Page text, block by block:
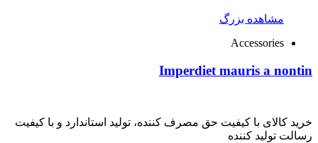
مشاهده بزرگ
Accessories
Imperdiet mauris a nontin
خرید کالای با کیفیت حق مصرف کننده، تولید استاندارد و با کیفیت
رسالت تولید کننده